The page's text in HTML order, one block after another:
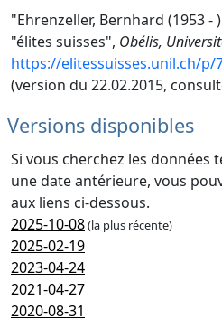
"Ehrenzeller, Bernhard (1953 -
"élites suisses", Obélis,
https://elitessuisses.unil.ch/p/
(version du 22.02.2015,
Versions disponibles
Si vous cherchez les données
une date antérieure, vous
aux liens ci-dessous.
2025-10-08(la plus récente)
2025-02-19
2023-04-24
2021-04-27
2020-08-31